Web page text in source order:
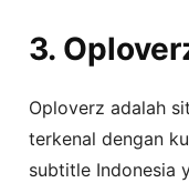
3.
Oploverz adalah
terkenal dengan
subtitle Indonesia